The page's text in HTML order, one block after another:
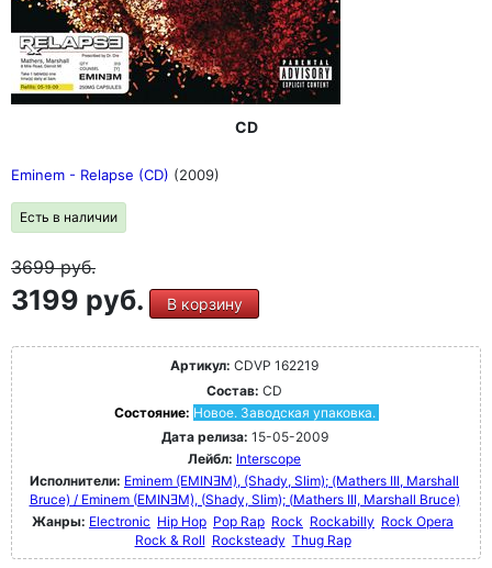
CD
Eminem - Relapse (CD) (2009)
Есть в наличии
3699руб.
3199 руб. В корзину
Артикул: CDVP 162219
Состав: CD
Состояние: Новое. Заводская упаковка.
Дата релиза: 15-05-2009
Лейбл: Interscope
Исполнители: Eminem (EMINƎM), (Shady, Slim); (Mathers III, Marshall
Bruce) / Eminem (EMINƎM), (Shady, Slim); (Mathers III, Marshall Bruce)
Жанры: Electronic Hip Hop Pop Rap Rock Rockabilly Rock Opera
Rock & Roll Rocksteady Thug Rap